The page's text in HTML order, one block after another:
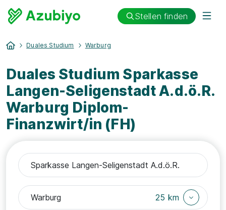
Stellen finden
Duales Studium Warburg
Duales Studium Sparkasse
Langen-Seligenstadt A.d.ö.R.
Warburg Diplom-
Finanzwirt/in (FH)
25 km